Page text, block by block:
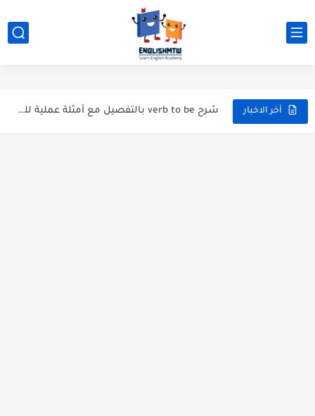
أخر الاخبار
modal verbs بالانجليزي: قواعد الاستخدام مع أمثلة
قواعد اللغة الانجليزية كاملة pdf للمبتدئين مجاناً